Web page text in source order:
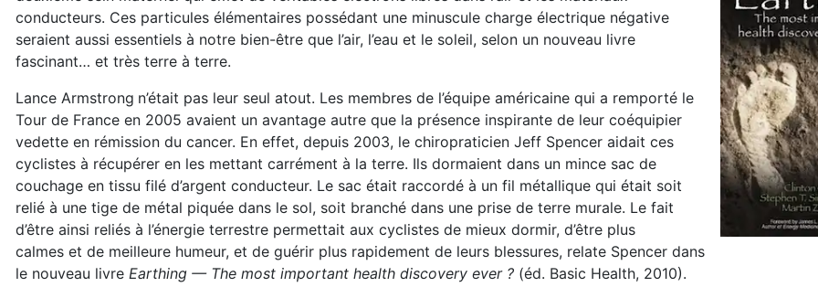
conducteurs. Ces particules élémentaires possédant une minuscule charge électrique négative
seraient aussi essentiels à notre bien-être que l’air, l’eau et le soleil, selon un nouveau livre
fascinant… et très terre à terre.
Lance Armstrong n’était pas leur seul atout. Les membres de l’équipe américaine qui a remporté le
Tour de France en 2005 avaient un avantage autre que la présence inspirante de leur coéquipier
vedette en rémission du cancer. En effet, depuis 2003, le chiropraticien Jeff Spencer aidait ces
cyclistes à récupérer en les mettant carrément à la terre. Ils dormaient dans un mince sac de
couchage en tissu filé d’argent conducteur. Le sac était raccordé à un fil métallique qui était soit
relié à une tige de métal piquée dans le sol, soit branché dans une prise de terre murale. Le fait
d’être ainsi reliés à l’énergie terrestre permettait aux cyclistes de mieux dormir, d’être plus
calmes et de meilleure humeur, et de guérir plus rapidement de leurs blessures, relate Spencer dans
le nouveau livre Earthing — The most important health discovery ever ? (éd. Basic Health, 2010).